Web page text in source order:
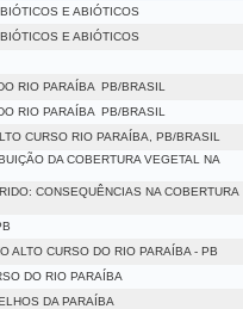
E ABIÓTICOS
E ABIÓTICOS
RIO PARAÍBA  PB/BRASIL
RIO PARAÍBA  PB/BRASIL
CURSO RIO PARAÍBA, PB/BRASIL
DA COBERTURA VEGETAL NA
CONSEQUÊNCIAS NA COBERTURA
ALTO CURSO DO RIO PARAÍBA - PB
DO RIO PARAÍBA
DA PARAÍBA